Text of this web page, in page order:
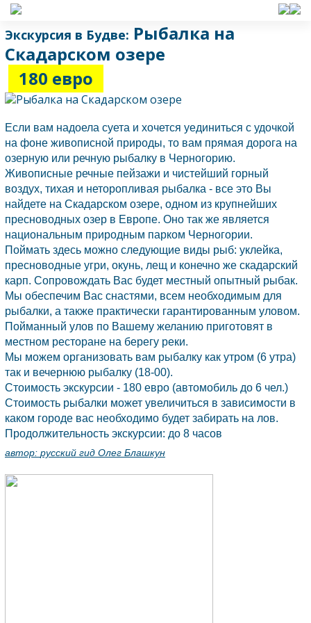
Экскурсия в Будве: Рыбалка на
Скадарском озере
180 евро
Если вам надоела суета и хочется уединиться с удочкой
на фоне живописной природы, то вам прямая дорога на
озерную или речную рыбалку в Черногорию.
Живописные речные пейзажи и чистейший горный
воздух, тихая и неторопливая рыбалка - все это Вы
найдете на Скадарском озере, одном из крупнейших
пресноводных озер в Европе. Оно так же является
национальным природным парком Черногории.
Поймать здесь можно следующие виды рыб: уклейка,
пресноводные угри, окунь, лещ и конечно же скадарский
карп. Сопровождать Вас будет местный опытный рыбак.
Мы обеспечим Вас снастями, всем необходимым для
рыбалки, а также практически гарантированным уловом.
Пойманный улов по Вашему желанию приготовят в
местном ресторане на берегу реки.
Мы можем организовать вам рыбалку как утром (6 утра)
так и вечернюю рыбалку (18-00).
Стоимость экскурсии - 180 евро (автомобиль до 6 чел.)
Стоимость рыбалки может увеличиться в зависимости в
каком городе вас необходимо будет забирать на лов.
Продолжительность экскурсии: до 8 часов
автор: русский гид Олег Блашкун